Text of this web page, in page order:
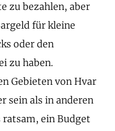
zu bezahlen, aber
für kleine
oder den
zu haben.
Gebieten von Hvar
sein als in anderen
ein Budget